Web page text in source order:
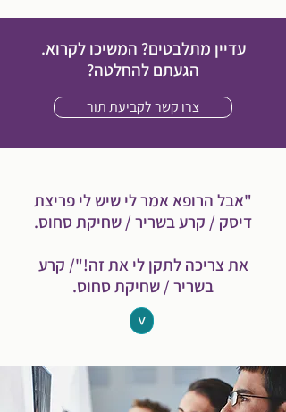
עדיין מתלבטים? המשיכו לקרוא.
הגעתם להחלטה?
צרו קשר לקביעת תור
"אבל הרופא אמר לי שיש לי פריצת
דיסק / קרע בשריר / שחיקת סחוס.
את צריכה לתקן לי את זה!"/ קרע
בשריר / שחיקת סחוס.
<